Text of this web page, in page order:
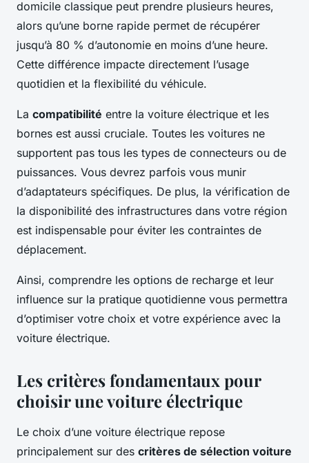
domicile classique peut prendre plusieurs heures,
alors qu’une borne rapide permet de récupérer
jusqu’à 80 % d’autonomie en moins d’une heure.
Cette différence impacte directement l’usage
quotidien et la flexibilité du véhicule.
La compatibilité entre la voiture électrique et les
bornes est aussi cruciale. Toutes les voitures ne
supportent pas tous les types de connecteurs ou de
puissances. Vous devrez parfois vous munir
d’adaptateurs spécifiques. De plus, la vérification de
la disponibilité des infrastructures dans votre région
est indispensable pour éviter les contraintes de
déplacement.
Ainsi, comprendre les options de recharge et leur
influence sur la pratique quotidienne vous permettra
d’optimiser votre choix et votre expérience avec la
voiture électrique.
Les critères fondamentaux pour
choisir une voiture électrique
Le choix d’une voiture électrique repose
principalement sur des critères de sélection voiture